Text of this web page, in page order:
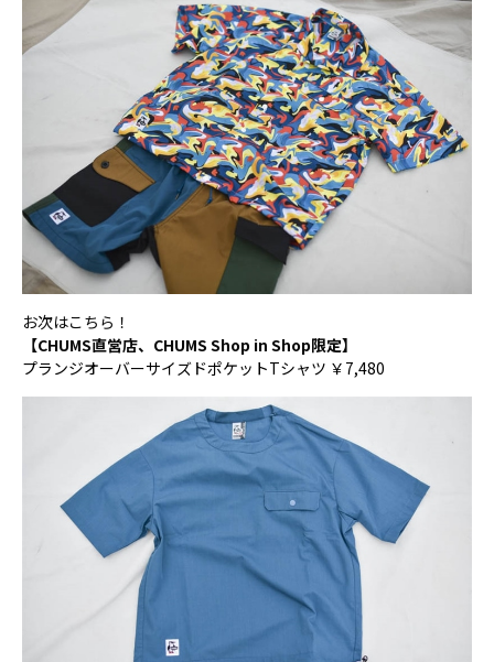
お次はこちら！
【CHUMS直営店、CHUMS Shop in Shop限定】
プランジオーバーサイズドポケットTシャツ ￥7,480